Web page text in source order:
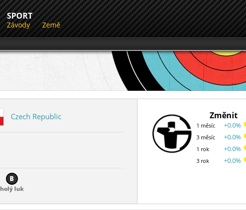
SPORT
Závody Země
Czech Republic
holý luk
Změnit
1 měsíc
3 měsíc
1 rok
3 rok
+0.0%
+0.0%
+0.0%
+0.0%